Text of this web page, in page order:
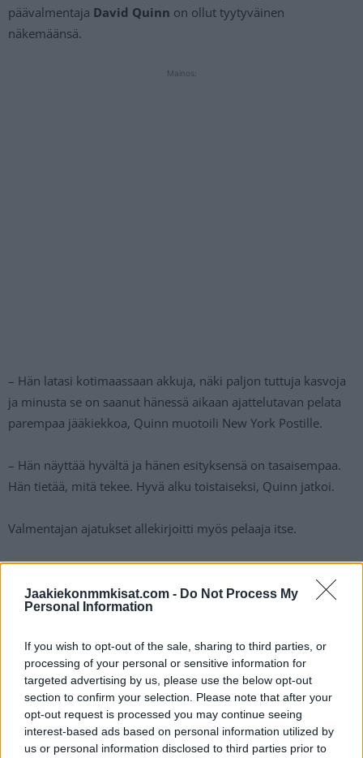
Jaakiekonmmkisat.com - Do Not Process My
Personal Information
If you wish to opt-out of the sale, sharing to third parties, or
processing of your personal or sensitive information for
targeted advertising by us, please use the below opt-out
section to confirm your selection. Please note that after your
opt-out request is processed you may continue seeing
interest-based ads based on personal information utilized by
us or personal information disclosed to third parties prior to
päävalmentaja David Quinn on ollut tyytyväinen
näkemäänsä.
Mainos:
– Hän latasi kotimaassaan akkuja, näki paljon tuttuja kasvoja
ja minusta se on saanut hänessä aikaan ajattelutavan pelata
parempaa jääkiekkoa, Quinn muotoili New York Postille.
– Hän näyttää hyvältä ja hänen esityksensä on tasaisempaa.
Hän tietää, mitä tekee. Hyvä alku toistaiseksi, Quinn jatkoi.
Valmentajan ajatukset allekirjoitti myös pelaaja itse.
yksinkertaisesti paremmaksi. Olin tauon aikana jäällä
Suomessa joka viikko ainakin 2-3 kertaa ja meillä oli
jäällä nopeampi ja voimakkaampi, Kakko totesi.
New York Rangers pelaaensimmäisessä
pudotuspelivaiheessa, eli niin sanotulla karsintakierroksella
Carolina Hurricanesia vastaan.